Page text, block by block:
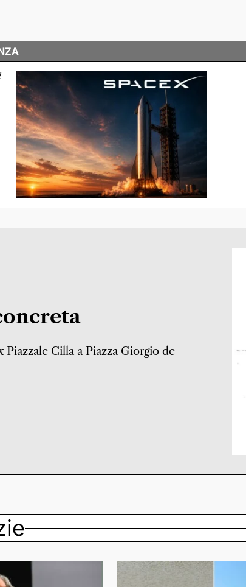
Piazzale Cilla a Piazza Giorgio de